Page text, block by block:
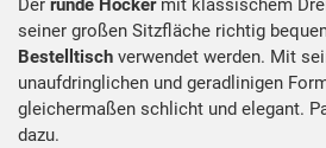
Produktbeschreibung
Der runde Hockermit klassischem
seiner großen Sitzfläche richtig
Bestelltisch verwendet werden. Mit
unaufdringlichen und geradlinigen
gleichermaßen schlicht und elegant.
dazu.